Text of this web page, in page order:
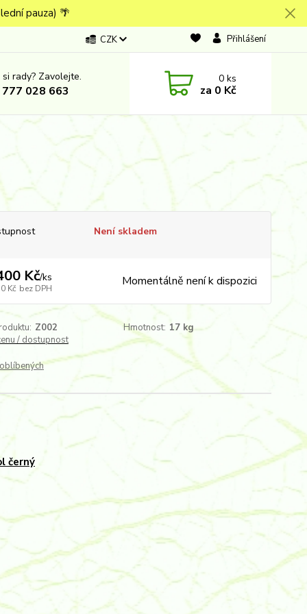
pauza) 🌴
CZK Přihlášení
rady? Zavolejte.
028 663
0ks
za 0 Kč
Není skladem
Kč/ks
Kč bez DPH Momentálně není k dispozici
Z002 Hmotnost: 17 kg
/ dostupnost
černý